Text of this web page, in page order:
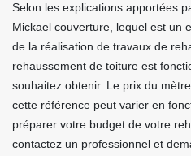
Selon les explications apportées
Mickael couverture, lequel est un
de la réalisation de travaux de
rehaussement de toiture est
souhaitez obtenir. Le prix du
cette référence peut varier en
préparer votre budget de votre
contactez un professionnel et